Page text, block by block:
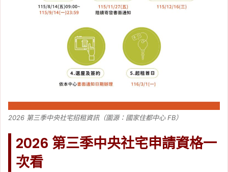
2026 第三季中央社宅招租資訊（圖源：國家住都中心 FB）
2026 第三季中央社宅申請資格一
次看